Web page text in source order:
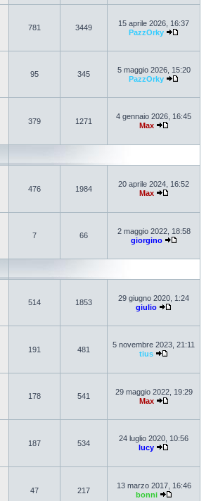
781 3449
15 aprile 2026, 16:37
PazzOrky
95 345
5 maggio 2026, 15:20
PazzOrky
379 1271
4 gennaio 2026, 16:45
Max
476 1984
20 aprile 2024, 16:52
Max
7 66
2 maggio 2022, 18:58
giorgino
514 1853
29 giugno 2020, 1:24
giulio
191 481
5 novembre 2023, 21:11
tius
178 541
29 maggio 2022, 19:29
Max
187 534
24 luglio 2020, 10:56
lucy
47 217
13 marzo 2017, 16:46
bonni